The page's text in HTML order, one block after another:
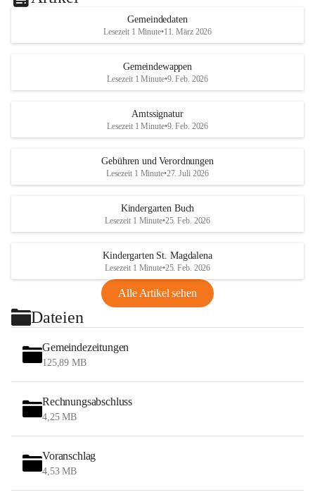
Gemeindedaten
Lesezeit 1 Minute•11. März 2026
Gemeindewappen
Lesezeit 1 Minute•9. Feb. 2026
Amtssignatur
Lesezeit 1 Minute•9. Feb. 2026
Gebühren und Verordnungen
Lesezeit 1 Minute•27. Juli 2026
Kindergarten Buch
Lesezeit 1 Minute•25. Feb. 2026
Kindergarten St. Magdalena
Lesezeit 1 Minute•25. Feb. 2026
Alle Artikel sehen
Dateien
Gemeindezeitungen
125,89 MB
Rechnungsabschluss
4,25 MB
Voranschlag
4,53 MB